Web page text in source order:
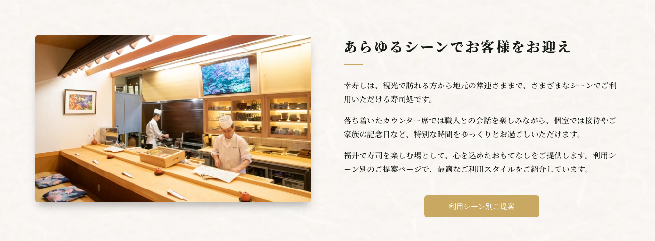
あらゆるシーンでお客様をお迎え
幸寿しは、観光で訪れる方から地元の常連さままで、さまざまなシーンでご利
用いただける寿司処です。
落ち着いたカウンター席では職人との会話を楽しみながら、個室では接待やご
家族の記念日など、特別な時間をゆっくりとお過ごしいただけます。
福井で寿司を楽しむ場として、心を込めたおもてなしをご提供します。利用シ
ーン別のご提案ページで、最適なご利用スタイルをご紹介しています。
利用シーン別ご提案